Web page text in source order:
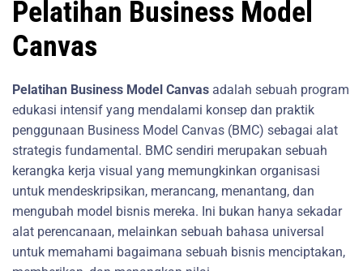
Pelatihan Business Model
Canvas
Pelatihan Business Model Canvas adalah sebuah program
edukasi intensif yang mendalami konsep dan praktik
penggunaan Business Model Canvas (BMC) sebagai alat
strategis fundamental. BMC sendiri merupakan sebuah
kerangka kerja visual yang memungkinkan organisasi
untuk mendeskripsikan, merancang, menantang, dan
mengubah model bisnis mereka. Ini bukan hanya sekadar
alat perencanaan, melainkan sebuah bahasa universal
untuk memahami bagaimana sebuah bisnis menciptakan,